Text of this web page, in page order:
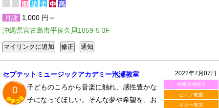
月謝 1,000 円～
沖縄県宮古島市平良久貝1059-5 3F
2022年7月07日
沖縄県沖縄市
ピアノ教室
ギター教室
セプテットミュージックアカデミー泡瀬教室
0
子どものころから音楽に触れ、感性豊かな
子になってほしい。そんな夢や希望を、お